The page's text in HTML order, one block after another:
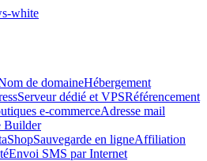
de domaineHébergement
Serveur dédié et VPSRéférencement
e-commerceAdresse mail
Builder
Sauvegarde en ligneAffiliation
Envoi SMS par Internet